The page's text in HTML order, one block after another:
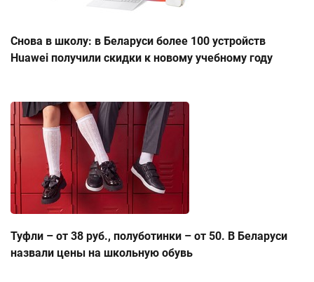
Снова в школу: в Беларуси более 100 устройств
Huawei получили скидки к новому учебному году
Туфли – от 38 руб., полуботинки – от 50. В Беларуси
назвали цены на школьную обувь